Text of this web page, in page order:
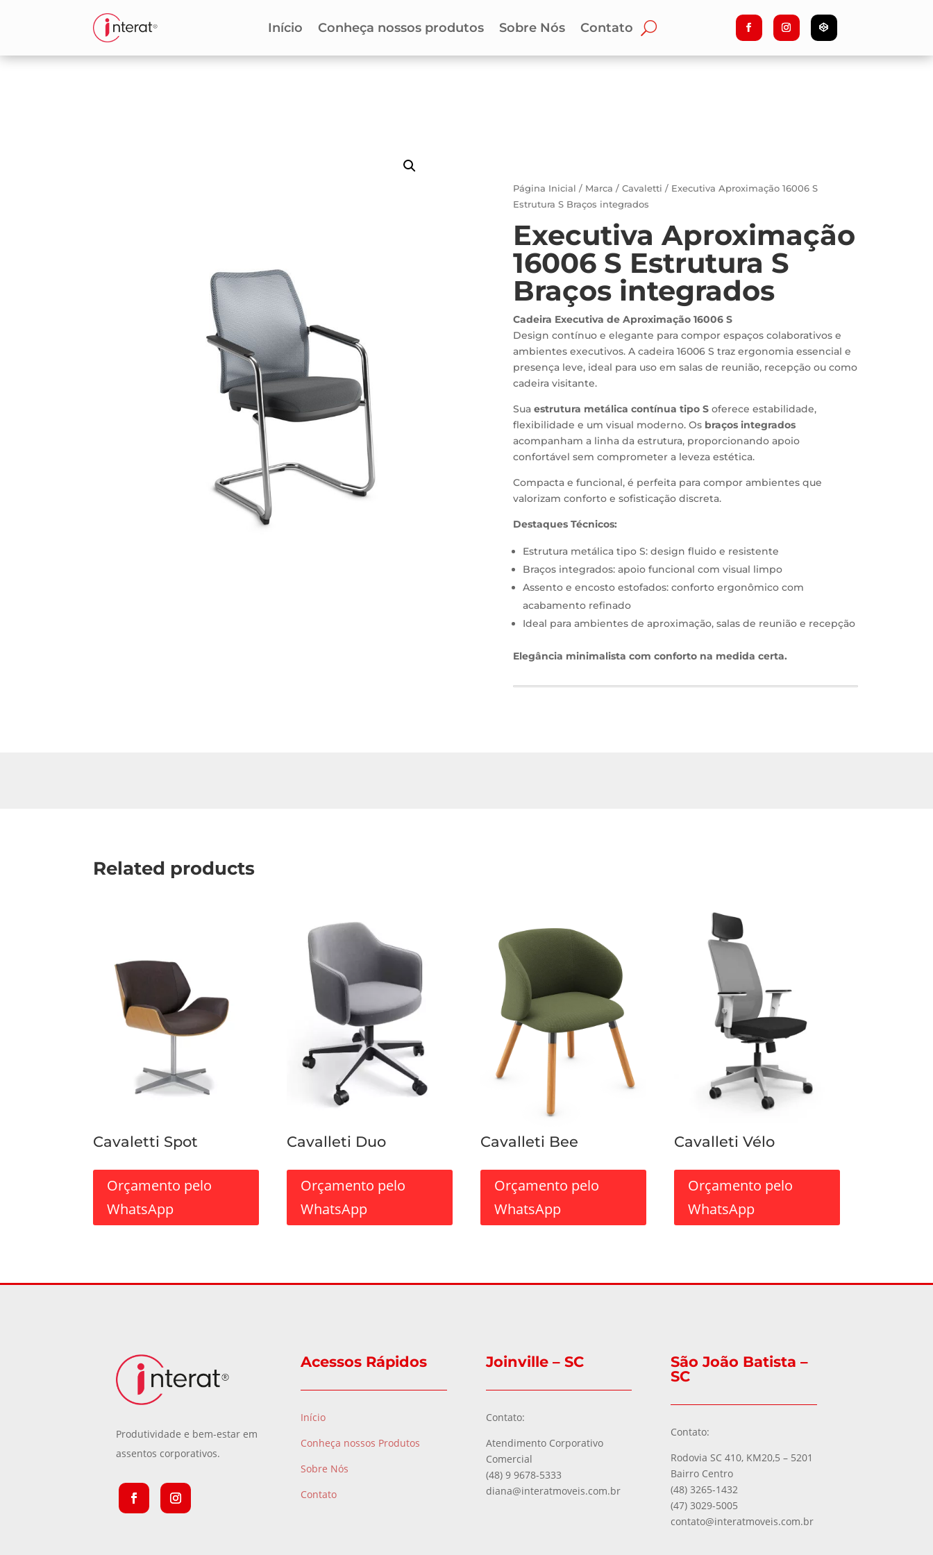
Início Conheça nossos produtos Sobre Nós Contato
Página Inicial / Marca /Cavaletti / Executiva Aproximação 16006 S
Estrutura S Braços integrados
Executiva Aproximação
16006 S Estrutura S
Braços integrados
Cadeira Executiva de Aproximação 16006 S
Design contínuo e elegante para compor espaços colaborativos e
ambientes executivos. A cadeira 16006 S traz ergonomia essencial e
presença leve, ideal para uso em salas de reunião, recepção ou como
cadeira visitante.
Suaestrutura metálica contínua tipo S oferece estabilidade,
flexibilidade e um visual moderno. Os braços integrados
acompanham a linha da estrutura, proporcionando apoio
confortável sem comprometer a leveza estética.
Compacta e funcional, é perfeita para compor ambientes que
valorizam conforto e sofisticação discreta.
Destaques Técnicos:
Estrutura metálica tipo S: design fluido e resistente
Braços integrados: apoio funcional com visual limpo
Assento e encosto estofados: conforto ergonômico com
acabamento refinado
Ideal para ambientes de aproximação, salas de reunião e recepção
Elegância minimalista com conforto na medida certa.
Related products
Cavaletti Spot
Orçamento pelo
WhatsApp
Cavalleti Duo
Orçamento pelo
WhatsApp
Cavalleti Bee
Orçamento pelo
WhatsApp
Cavalleti Vélo
Orçamento pelo
WhatsApp
Produtividade e bem-estar em
assentos corporativos.
Acessos Rápidos
Início
Conheça nossos Produtos
Sobre Nós
Contato
Joinville – SC
Contato:
Atendimento Corporativo
Comercial
(48) 9 9678-5333
diana@interatmoveis.com.br
São João Batista –
SC
Contato:
Rodovia SC 410, KM20,5 – 5201
Bairro Centro
(48) 3265-1432
(47) 3029-5005
contato@interatmoveis.com.br